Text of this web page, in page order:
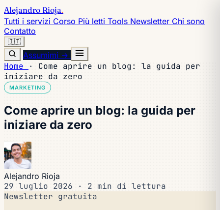
Alejandro Rioja.
Tutti i servizi Corso Più letti Tools Newsletter Chi sono
Contatto
🇮🇹
Assumimi →
Home ·
Come aprire un blog: la guida per
iniziare da zero
MARKETING
Come aprire un blog: la guida per
iniziare da zero
Alejandro Rioja
29 luglio 2026 ·
2 min di lettura
Newsletter gratuita